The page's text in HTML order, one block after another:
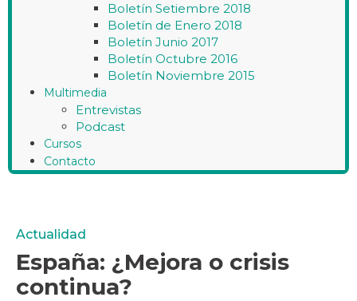
Boletín Setiembre 2018
Boletín de Enero 2018
Boletín Junio 2017
Boletín Octubre 2016
Boletín Noviembre 2015
Multimedia
Entrevistas
Podcast
Cursos
Contacto
Actualidad
España: ¿Mejora o crisis
continua?